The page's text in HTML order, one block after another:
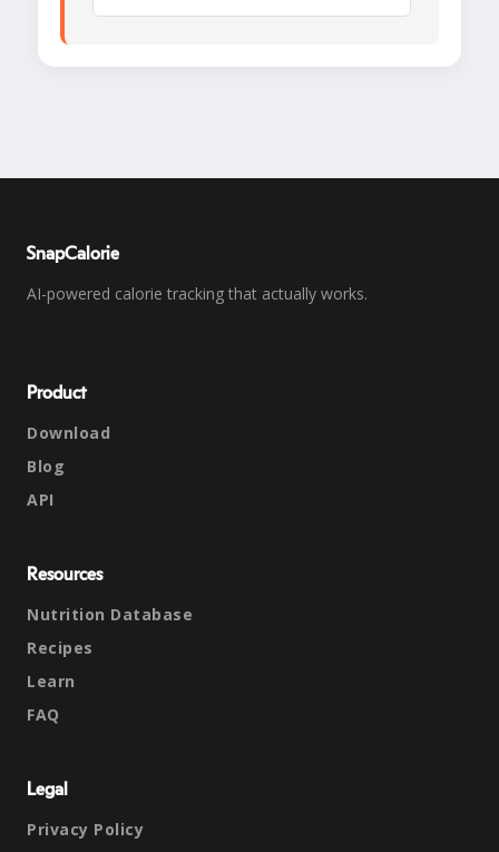
SnapCalorie
AI-powered calorie tracking that actually works.
Product
Download
Blog
API
Resources
Nutrition Database
Recipes
Learn
FAQ
Legal
Privacy Policy